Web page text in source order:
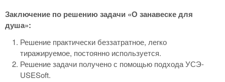
Заключение по решению задачи «О занавеске для
душа»:
Решение практически беззатратное, легко
тиражируемое, постоянно используется.
Решение задачи получено с помощью подхода УСЭ-
USESoft.